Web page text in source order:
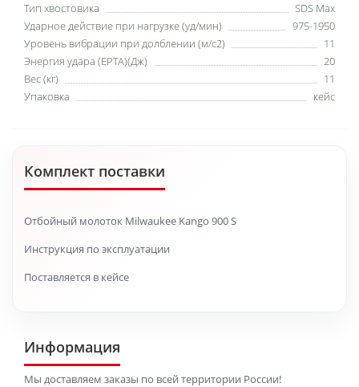
Тип хвостовика
SDS Max
Ударное действие при нагрузке (уд/мин)
975-1950
Уровень вибрации при долблении (м/с2)
11
Энергия удара (EPTA)(Дж)
20
Вес (кг)
11
Упаковка
кейс
Комплект поставки
Отбойный молоток Milwaukee Kango 900 S
Инструкция по эксплуатации
Поставляется в кейсе
Информация
Мы доставляем заказы по всей территории России!